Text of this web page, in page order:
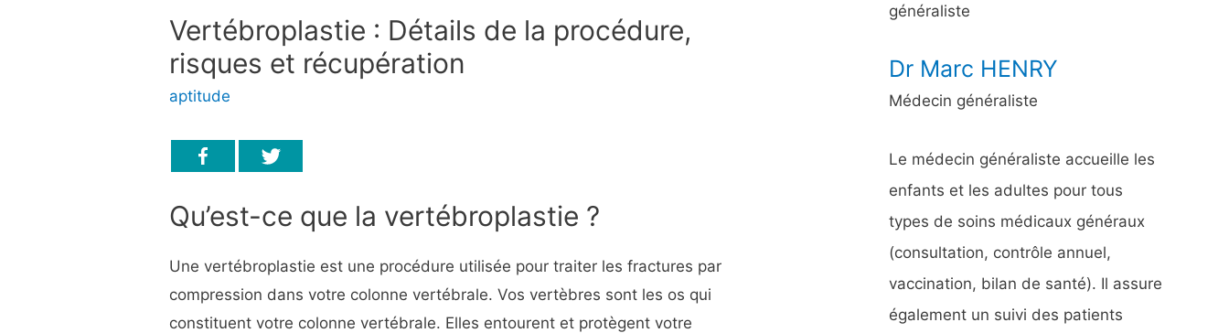
Vertébroplastie : Détails de la procédure,
risques et récupération
aptitude
Qu’est-ce que la vertébroplastie ?
Une vertébroplastie est une procédure utilisée pour traiter les fractures par
compression dans votre colonne vertébrale. Vos vertèbres sont les os qui
constituent votre colonne vertébrale. Elles entourent et protègent votre
e
c
h
r
:
Dr Marc HENRY
Médecin généraliste
Le médecin généraliste accueille les
enfants et les adultes pour tous
types de soins médicaux généraux
(consultation, contrôle annuel,
vaccination, bilan de santé). Il assure
également un suivi des patients